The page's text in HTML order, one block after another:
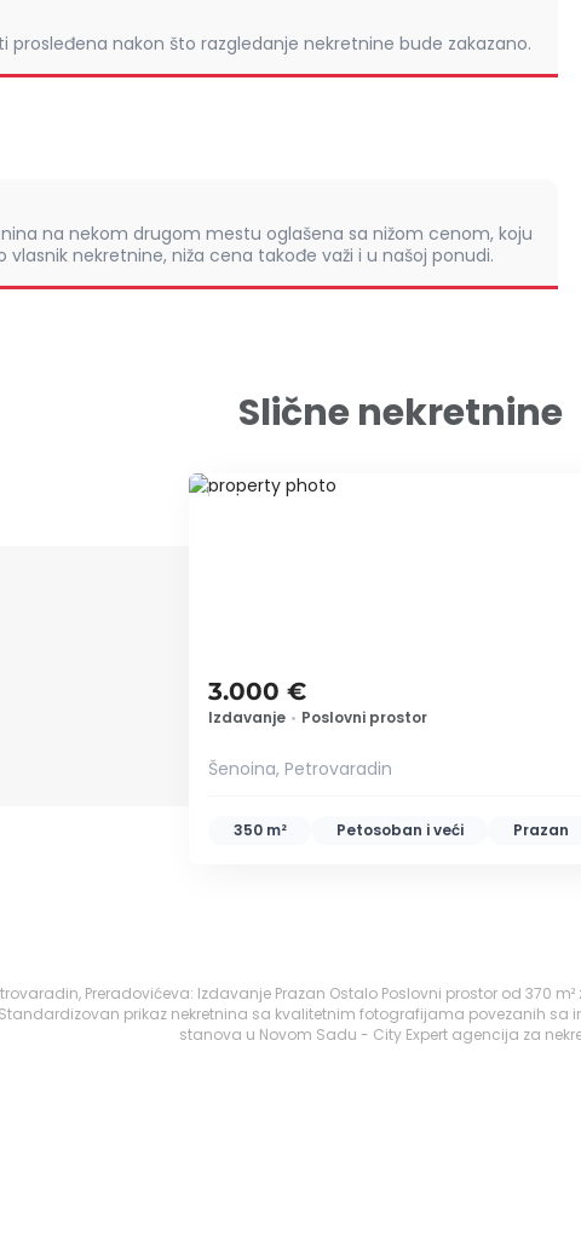
prosleđena nakon što razgledanje nekretnine bude zakazano.
na nekom drugom mestu oglašena sa nižom cenom, koju
nekretnine, niža cena takođe važi i u našoj ponudi.
Slične nekretnine
ID 63317
3.000 €
Izdavanje • Poslovni prostor
Šenoina, Petrovaradin
350 m² Petosoban i veći Prazan
Preradovićeva: Izdavanje Prazan Ostalo Poslovni prostor od 370
prikaz nekretnina sa kvalitetnim fotografijama povezanih sa
stanova u Novom Sadu - City Expert agencija za